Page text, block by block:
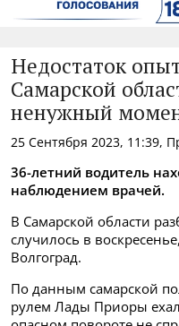
Недостаток
Самарской
ненужный
25 Сентября 2023, 11:39,
36-летний водитель
наблюдением врачей.
В Самарской области
случилось в
Волгоград.
По данным самарской
рулем Лады Приоры